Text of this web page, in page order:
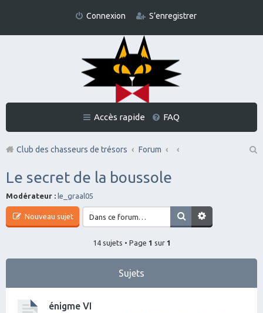
Connexion S’enregistrer
Accès rapide FAQ
Club des chasseurs de trésors
Forum
Le secret de la boussole
Modérateur : le_graal05
Nouveau sujet
14 sujets • Page 1 sur 1
Sujets
énigme VI